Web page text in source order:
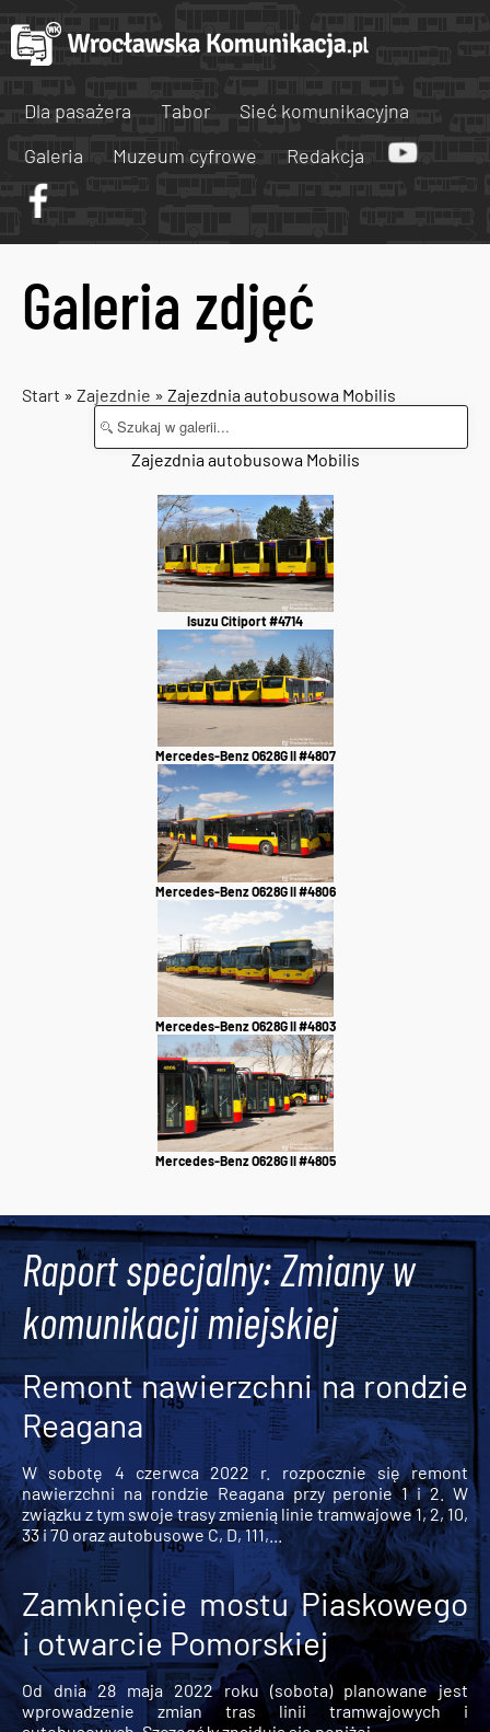
Dla pasażera Tabor
Sieć komunikacyjna
Galeria
Muzeum cyfrowe Redakcja
Galeria zdjęć
Start » Zajezdnie » Zajezdnia autobusowa Mobilis
Zajezdnia autobusowa Mobilis
Isuzu Citiport #4714
Mercedes-Benz O628G II #4807
Mercedes-Benz O628G II #4806
Mercedes-Benz O628G II #4803
Mercedes-Benz O628G II #4805
Raport specjalny: Zmiany w
komunikacji miejskiej
Remont nawierzchni na rondzie
Reagana
W sobotę 4 czerwca 2022 r. rozpocznie się remont
nawierzchni na rondzie Reagana przy peronie 1 i 2. W
związku z tym swoje trasy zmienią linie tramwajowe 1, 2, 10,
33 i 70 oraz autobusowe C, D, 111,...
Zamknięcie mostu Piaskowego
i otwarcie Pomorskiej
Od dnia 28 maja 2022 roku (sobota) planowane jest
wprowadzenie zmian tras linii tramwajowych i